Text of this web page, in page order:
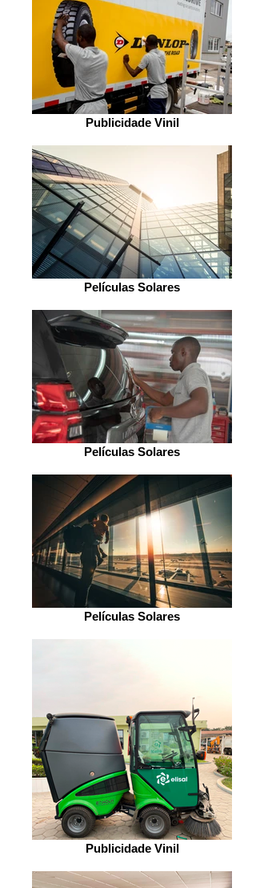
Publicidade Vinil
Películas Solares
Películas Solares
Películas Solares
Publicidade Vinil